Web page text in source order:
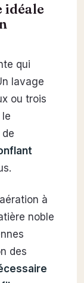
idéale
qui
lavage
ou trois
à
noble
des